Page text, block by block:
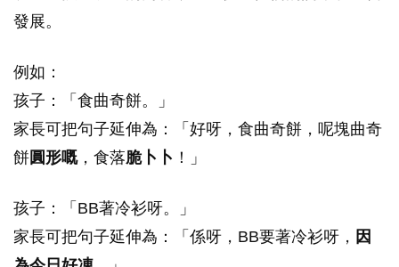
發展。
例如：
孩子：「食曲奇餅。」
家長可把句子延伸為：「好呀，食曲奇餅，呢塊曲奇
餅圓形嘅，食落脆卜卜 ！」
孩子：「BB著冷衫呀。」
家長可把句子延伸為：「係呀，BB要著冷衫呀， 因